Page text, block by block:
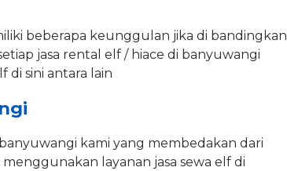
beberapa keunggulan jika di bandingkan
jasa rental elf / hiace di banyuwangi
di sini antara lain
kami yang membedakan dari
layanan jasa sewa elf di